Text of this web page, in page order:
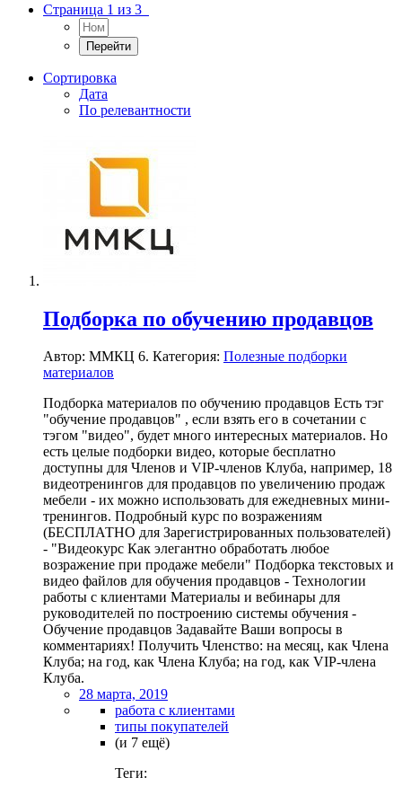
Страница 1 из 3
Сортировка
Дата
По релевантности
Подборка по обучению продавцов
Автор: ММКЦ 6. Категория: Полезные подборки
материалов
Подборка материалов по обучению продавцов Есть тэг
"обучение продавцов" , если взять его в сочетании с
тэгом "видео", будет много интересных материалов. Но
есть целые подборки видео, которые бесплатно
доступны для Членов и VIP-членов Клуба, например, 18
видеотренингов для продавцов по увеличению продаж
мебели - их можно использовать для ежедневных мини-
тренингов. Подробный курс по возражениям
(БЕСПЛАТНО для Зарегистрированных пользователей)
- "Видеокурс Как элегантно обработать любое
возражение при продаже мебели" Подборка текстовых и
видео файлов для обучения продавцов - Технологии
работы с клиентами Материалы и вебинары для
руководителей по построению системы обучения -
Обучение продавцов Задавайте Ваши вопросы в
комментариях! Получить Членство: на месяц, как Члена
Клуба; на год, как Члена Клуба; на год, как VIP-члена
Клуба.
28 марта, 2019
работа с клиентами
типы покупателей
(и 7 ещё)
Теги: